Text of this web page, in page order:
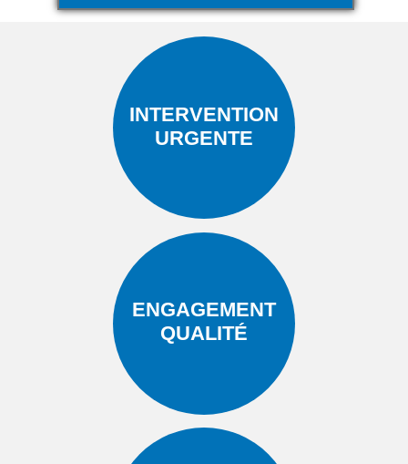
INTERVENTION
URGENTE
ENGAGEMENT
QUALITÉ